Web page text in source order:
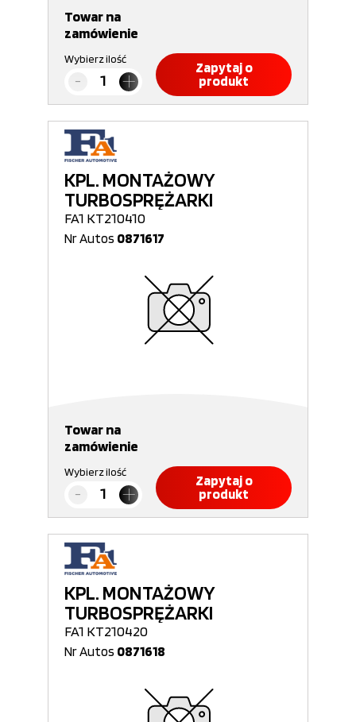
Towar na
zamówienie
Wybierz ilość
Zapytaj o
produkt
KPL. MONTAŻOWY
TURBOSPRĘŻARKI
FA1 KT210410
Nr Autos 0871617
Towar na
zamówienie
Wybierz ilość
Zapytaj o
produkt
KPL. MONTAŻOWY
TURBOSPRĘŻARKI
FA1 KT210420
Nr Autos 0871618